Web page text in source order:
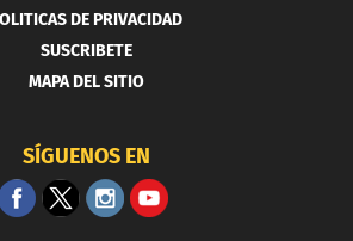
DE PRIVACIDAD
SUSCRIBETE
MAPA DEL SITIO
SÍGUENOS EN